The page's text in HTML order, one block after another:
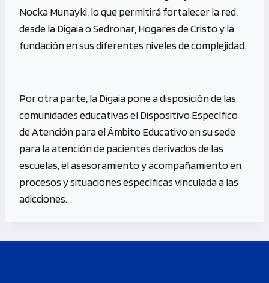
Nocka Munayki, lo que permitirá fortalecer la red,
desde la Digaia o Sedronar, Hogares de Cristo y la
fundación en sus diferentes niveles de complejidad.
Por otra parte, la Digaia pone a disposición de las
comunidades educativas el Dispositivo Específico
de Atención para el Ámbito Educativo en su sede
para la atención de pacientes derivados de las
escuelas, el asesoramiento y acompañamiento en
procesos y situaciones específicas vinculada a las
adicciones.